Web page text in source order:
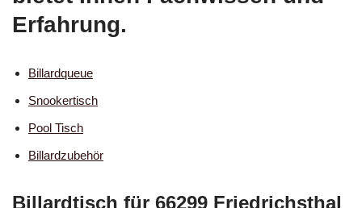
Erfahrung.
Billardqueue
Snookertisch
Pool Tisch
Billardzubehör
Billardtisch für 66299 Friedrichsthal